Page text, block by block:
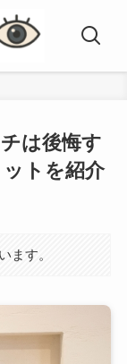
は後悔す
トを紹介
ます。